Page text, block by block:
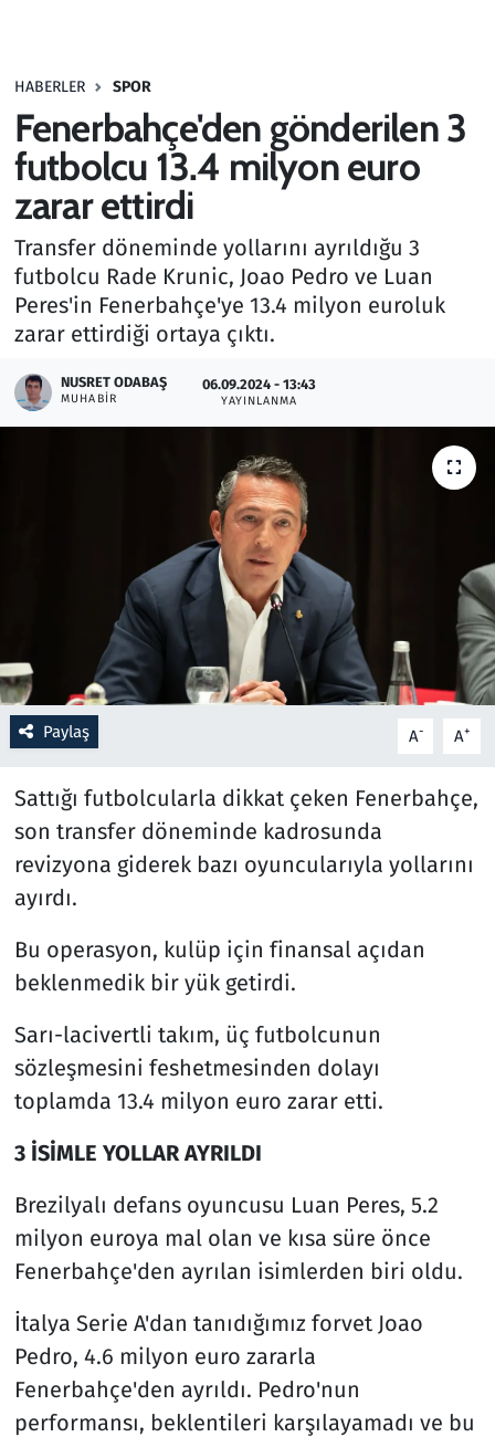
HABERLER SPOR
Fenerbahçe'den gönderilen 3
futbolcu 13.4 milyon euro
zarar ettirdi
Transfer döneminde yollarını ayrıldığu 3
futbolcu Rade Krunic, Joao Pedro ve Luan
Peres'in Fenerbahçe'ye 13.4 milyon euroluk
zarar ettirdiği ortaya çıktı.
NUSRET ODABAŞ
MUHABIR
06.09.2024 - 13:43
YAYINLANMA
Paylaş A- A+
Sattığı futbolcularla dikkat çeken Fenerbahçe,
son transfer döneminde kadrosunda
revizyona giderek bazı oyuncularıyla yollarını
ayırdı.
Bu operasyon, kulüp için finansal açıdan
beklenmedik bir yük getirdi.
Sarı-lacivertli takım, üç futbolcunun
sözleşmesini feshetmesinden dolayı
toplamda 13.4 milyon euro zarar etti.
3 İSİMLE YOLLAR AYRILDI
Brezilyalı defans oyuncusu Luan Peres, 5.2
milyon euroya mal olan ve kısa süre önce
Fenerbahçe'den ayrılan isimlerden biri oldu.
İtalya Serie A'dan tanıdığımız forvet Joao
Pedro, 4.6 milyon euro zararla
Fenerbahçe'den ayrıldı. Pedro'nun
performansı, beklentileri karşılayamadı ve bu
Haber
Kültür Sanat
Kurumsal Haberler
Lezzet Durağı
Memur ve Kamu
Otomobil
Oyun
Rüya Tabirleri
Sağlık
Savunma Sanayi
Spor
Teknoloji ve Bilim
Televizyon